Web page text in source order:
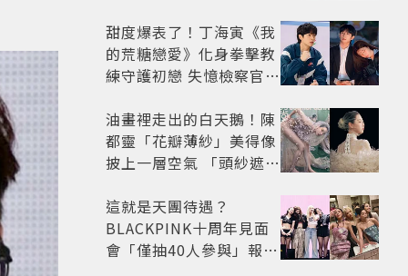
甜度爆表了！丁海寅《我
的荒糖戀愛》化身拳擊教
練守護初戀 失憶檢察官×
劇
油畫裡走出的白天鵝！陳
都靈「花瓣薄紗」美得像
披上一層空氣 「頭紗遮
太仙
這就是天團待遇？
BLACKPINK十周年見面
會「僅抽40人參與」報名